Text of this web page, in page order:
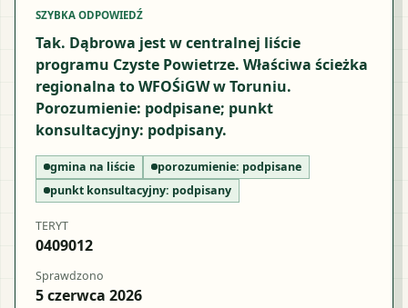
SZYBKA ODPOWIEDŹ
Tak. Dąbrowa jest w centralnej liście
programu Czyste Powietrze. Właściwa ścieżka
regionalna to WFOŚiGW w Toruniu.
Porozumienie: podpisane; punkt
konsultacyjny: podpisany.
gmina na liście porozumienie: podpisane
punkt konsultacyjny: podpisany
TERYT
0409012
Sprawdzono
5 czerwca 2026